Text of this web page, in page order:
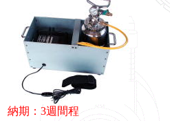
納期：3週間程